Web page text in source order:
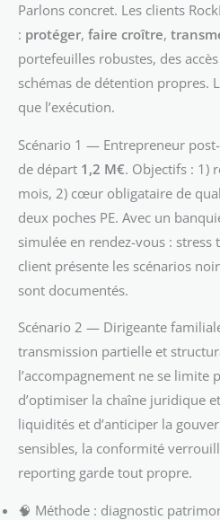
Parlons concret. Les clients
: protéger, faire croître,
portefeuilles robustes, des
schémas de détention propres.
que l’exécution.
Scénario 1 — Entrepreneur
de départ 1,2 M€. Objectifs : 1)
mois, 2) cœur obligataire de
deux poches PE. Avec un
simulée en rendez-vous : stress
client présente les scénarios
sont documentés.
Scénario 2 — Dirigeante
transmission partielle et
l’accompagnement ne se limite
d’optimiser la chaîne juridique
liquidités et d’anticiper la
sensibles, la conformité
reporting garde tout propre.
🧠 Méthode : diagnostic